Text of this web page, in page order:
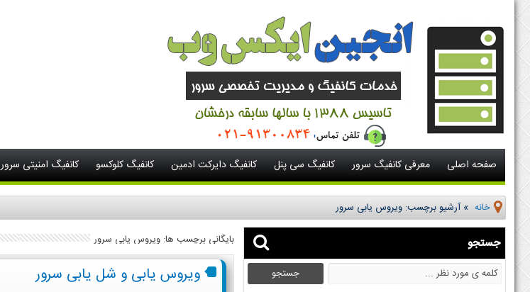
صفحه اصلی معرفی کانفیگ سرور کانفیگ سی پنل کانفیگ دایرکت ادمین کانفیگ کلوکسو کانفیگ امنیتی سرور
خانه »آرشیو برچسب: ویروس یابی سرور
بایگانی برچسب ها: ویروس یابی سرور
ویروس یابی و شل یابی سرور
جستجو